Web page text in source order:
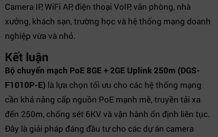
Camera IP, WiFi AP, điện thoại VoIP, văn phòng, nhà
xưởng, khách sạn, trường học và hệ thống mạng doanh
nghiệp vừa và nhỏ.
Kết luận
Bộ chuyển mạch PoE 8GE + 2GE Uplink 250m (DGS-
F1010P-E) là lựa chọn tối ưu cho các hệ thống mạng
cần khả năng cấp nguồn PoE mạnh mẽ, truyền tải xa
đến 250m, chống sét 6KV và vận hành ổn định liên tục.
Đây là giải pháp đáng đầu tư cho các dự án camera